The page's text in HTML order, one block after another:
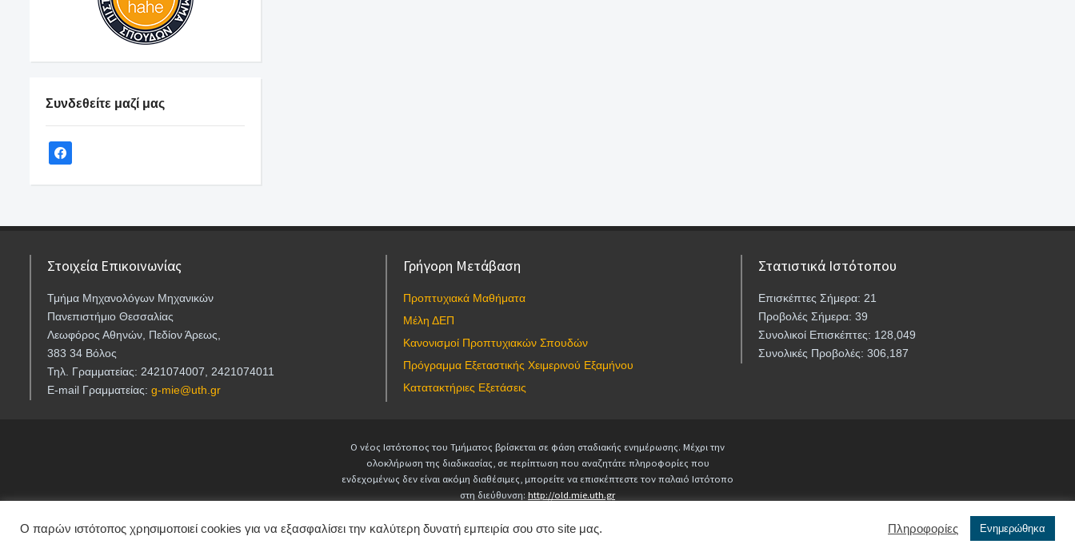
Συνδεθείτε μαζί μας
Στοιχεία Επικοινωνίας
Τμήμα Μηχανολόγων Μηχανικών
Πανεπιστήμιο Θεσσαλίας
Λεωφόρος Αθηνών, Πεδίον Άρεως,
383 34 Βόλος
Τηλ. Γραμματείας: 2421074007, 2421074011
E-mail Γραμματείας: g-mie@uth.gr
Γρήγορη Μετάβαση
Προπτυχιακά Μαθήματα
Μέλη ΔΕΠ
Κανονισμοί Προπτυχιακών Σπουδών
Πρόγραμμα Εξεταστικής Χειμερινού Εξαμήνου
Κατατακτήριες Εξετάσεις
Στατιστικά Ιστότοπου
Επισκέπτες Σήμερα: 21
Προβολές Σήμερα: 39
Συνολικοί Επισκέπτες: 128,049
Συνολικές Προβολές: 306,187
Ο νέος Ιστότοπος του Τμήματος βρίσκεται σε φάση σταδιακής ενημέρωσης. Μέχρι την
ολοκλήρωση της διαδικασίας, σε περίπτωση που αναζητάτε πληροφορίες που
ενδεχομένως δεν είναι ακόμη διαθέσιμες, μπορείτε να επισκέπτεστε τον παλαιό Ιστότοπο
στη διεύθυνση: http://old.mie.uth.gr
webmaster-mie@uth.gr
Ο παρών ιστότοπος χρησιμοποιεί cookies για να εξασφαλίσει την καλύτερη δυνατή εμπειρία σου στο site μας. Πληροφορίες Ενημερώθηκα